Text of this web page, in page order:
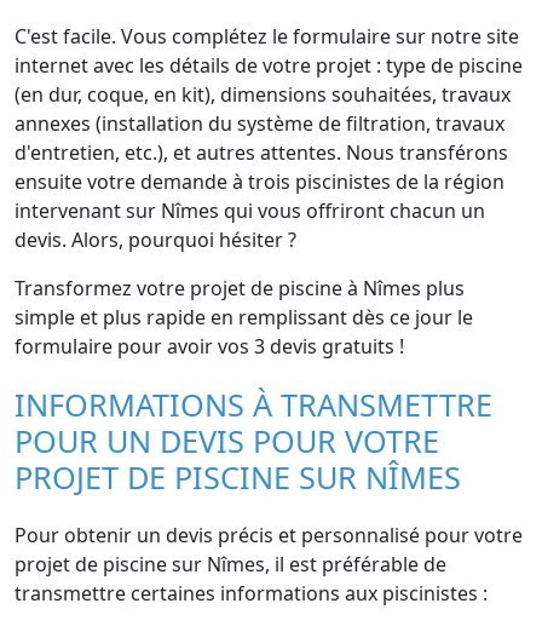
C'est facile. Vous complétez le formulaire sur notre site
internet avec les détails de votre projet : type de piscine
(en dur, coque, en kit), dimensions souhaitées, travaux
annexes (installation du système de filtration, travaux
d'entretien, etc.), et autres attentes. Nous transférons
ensuite votre demande à trois piscinistes de la région
intervenant sur Nîmes qui vous offriront chacun un
devis. Alors, pourquoi hésiter ?
Transformez votre projet de piscine à Nîmes plus
simple et plus rapide en remplissant dès ce jour le
formulaire pour avoir vos 3 devis gratuits !
INFORMATIONS À TRANSMETTRE
POUR UN DEVIS POUR VOTRE
PROJET DE PISCINE SUR NÎMES
Pour obtenir un devis précis et personnalisé pour votre
projet de piscine sur Nîmes, il est préférable de
transmettre certaines informations aux piscinistes :